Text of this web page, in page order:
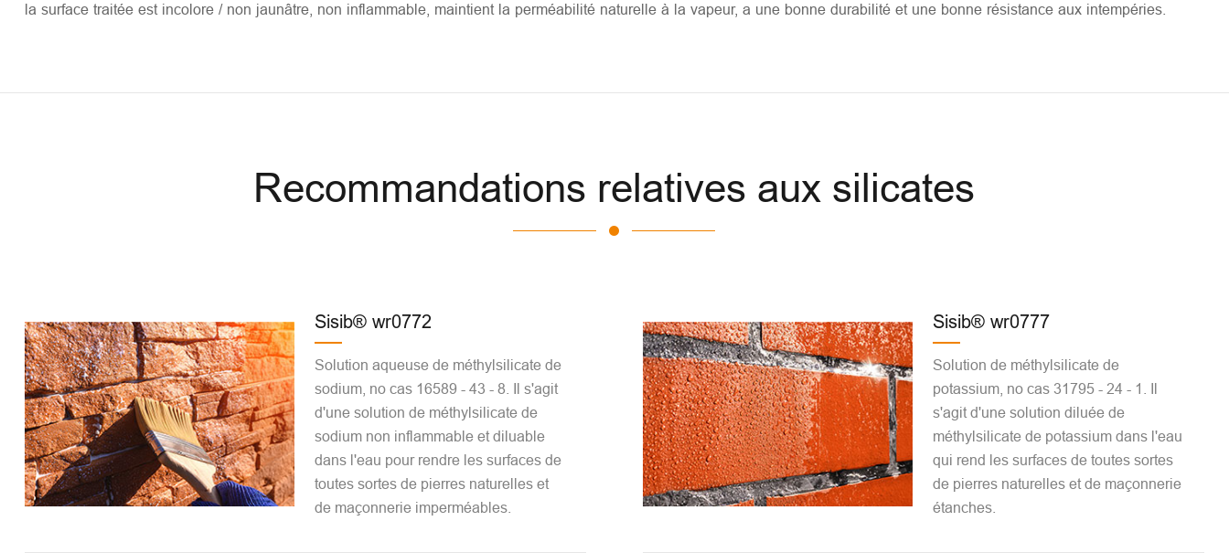
la surface traitée est incolore / non jaunâtre, non inflammable, maintient la perméabilité naturelle à la vapeur, a une bonne durabilité et une bonne résistance aux intempéries.
Recommandations relatives aux silicates
Sisib® wr0772
Solution aqueuse de méthylsilicate de
sodium, no cas 16589 - 43 - 8. Il s'agit
d'une solution de méthylsilicate de
sodium non inflammable et diluable
dans l'eau pour rendre les surfaces de
toutes sortes de pierres naturelles et
de maçonnerie imperméables.
Sisib® wr0777
Solution de méthylsilicate de
potassium, no cas 31795 - 24 - 1. Il
s'agit d'une solution diluée de
méthylsilicate de potassium dans l'eau
qui rend les surfaces de toutes sortes
de pierres naturelles et de maçonnerie
étanches.